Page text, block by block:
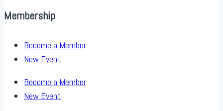
Membership
Become a Member
New Event
Become a Member
New Event